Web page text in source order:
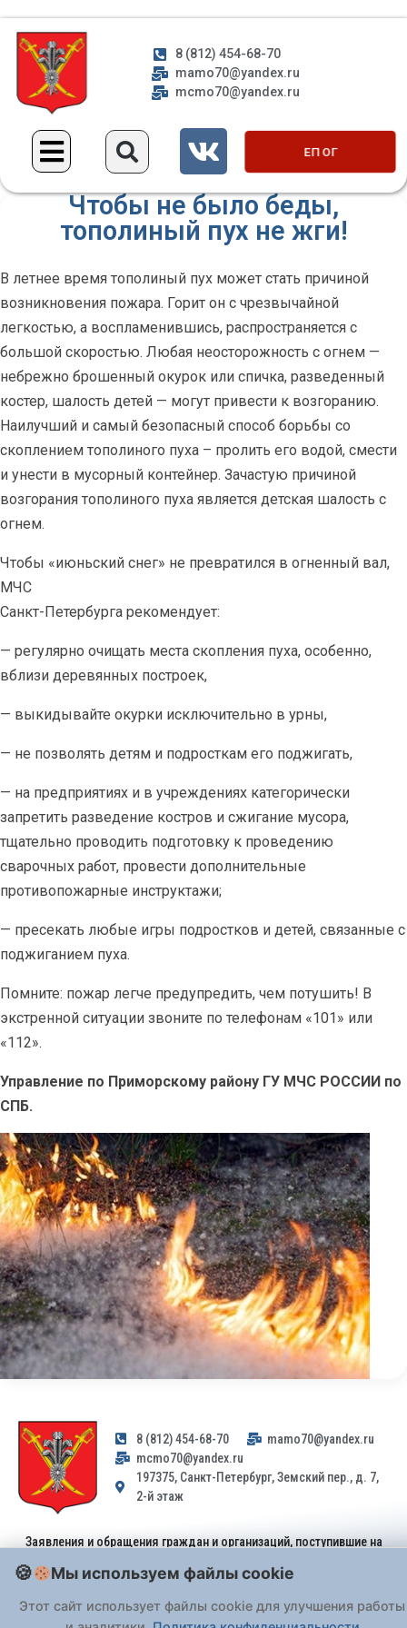
8 (812) 454-68-70
mamo70@yandex.ru
mcmo70@yandex.ru
ЕП ОГ
Чтобы не было беды,
тополиный пух не жги!
В летнее время тополиный пух может стать причиной
возникновения пожара. Горит он с чрезвычайной
легкостью, а воспламенившись, распространяется с
большой скоростью. Любая неосторожность с огнем —
небрежно брошенный окурок или спичка, разведенный
костер, шалость детей — могут привести к возгоранию.
Наилучший и самый безопасный способ борьбы со
скоплением тополиного пуха – пролить его водой, смести
и унести в мусорный контейнер. Зачастую причиной
возгорания тополиного пуха является детская шалость с
огнем.
Чтобы «июньский снег» не превратился в огненный вал,
МЧС
Санкт-Петербурга рекомендует:
— регулярно очищать места скопления пуха, особенно,
вблизи деревянных построек,
— выкидывайте окурки исключительно в урны,
— не позволять детям и подросткам его поджигать,
— на предприятиях и в учреждениях категорически
запретить разведение костров и сжигание мусора,
тщательно проводить подготовку к проведению
сварочных работ, провести дополнительные
противопожарные инструктажи;
— пресекать любые игры подростков и детей, связанные с
поджиганием пуха.
Помните: пожар легче предупредить, чем потушить! В
экстренной ситуации звоните по телефонам «101» или
«112».
Управление по Приморскому району ГУ МЧС РОССИИ по
СПБ.
8 (812) 454-68-70
mamo70@yandex.ru
mcmo70@yandex.ru
197375, Санкт-Петербург, Земский пер., д. 7,
2-й этаж
Заявления и обращения граждан и организаций, поступившие на
Федерального закона от 02.05.2006 № 59-ФЗ. Обращения
принимаются только: по почте, черезпортал «Госуслуги» (ЕПГУ)
или лично при предъявлении паспорта.
Мы используем файлы cookie
Этот сайт использует файлы cookie для улучшения работы